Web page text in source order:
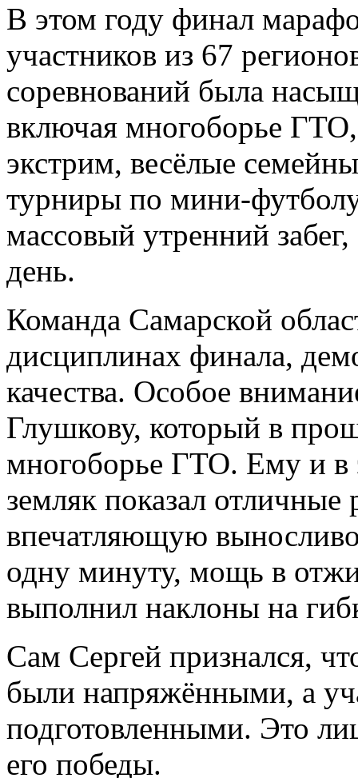
В этом году финал
участников из 67
соревнований была
включая многоборье
экстрим, весёлые
турниры по мини-
массовый утренний
день.
Команда Самарской
дисциплинах финала,
качества. Особое
Глушкову, который в
многоборье ГТО. Ему и в
земляк показал отличные
впечатляющую
одну минуту, мощь в
выполнил наклоны на
Сам Сергей признался,
были напряжёнными, а
подготовленными. Это
его победы.